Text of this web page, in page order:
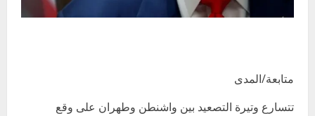
متابعة/المدى
تتسارع وتيرة التصعيد بين واشنطن وطهران على وقع